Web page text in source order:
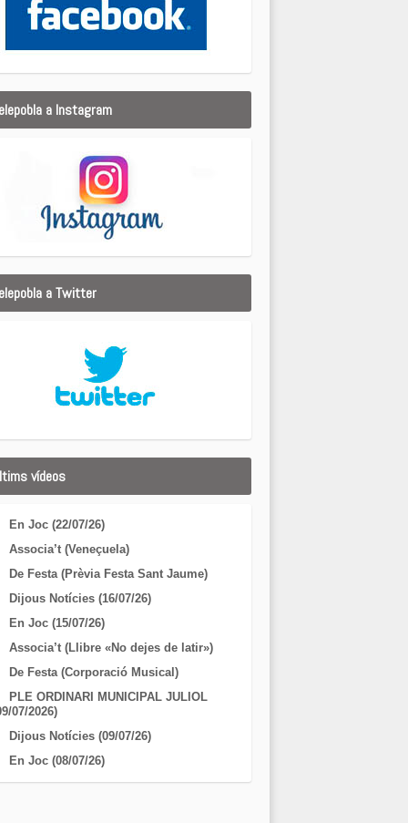
a Instagram
a Twitter
vídeos
En Joc (22/07/26)
Associa’t (Veneçuela)
De Festa (Prèvia Festa Sant Jaume)
Dijous Notícies (16/07/26)
En Joc (15/07/26)
Associa’t (Llibre «No dejes de latir»)
De Festa (Corporació Musical)
PLE ORDINARI MUNICIPAL JULIOL
07/2026)
Dijous Notícies (09/07/26)
En Joc (08/07/26)